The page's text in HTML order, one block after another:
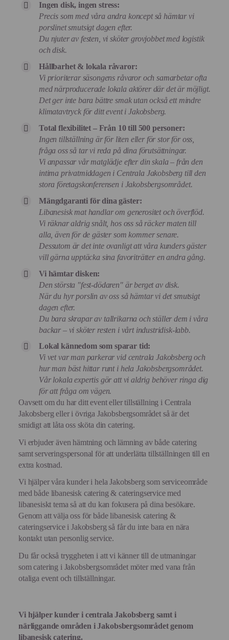
Ingen disk, ingen stress:
Precis som med våra andra koncept så hämtar vi
porslinet smutsigt dagen efter.
Du njuter av festen, vi sköter grovjobbet med logistik
och disk.
Hållbarhet & lokala råvaror:
Vi prioriterar säsongens råvaror och samarbetar ofta
med närproducerade lokala aktörer där det är möjligt.
Det ger inte bara bättre smak utan också ett mindre
klimatavtryck för ditt event i Jakobsberg.
Total flexibilitet – Från 10 till 500 personer:
Ingen tillställning är för liten eller för stor för oss,
fråga oss så tar vi reda på dina förutsättningar.
Vi anpassar vår matglädje efter din skala – från den
intima privatmiddagen i Centrala Jakobsberg till den
stora företagskonferensen i Jakobsbergsområdet.
Mängdgaranti för dina gäster:
Libanesisk mat handlar om generositet och överflöd.
Vi räknar aldrig snålt, hos oss så räcker maten till
alla, även för de gäster som kommer senare.
Dessutom är det inte ovanligt att våra kunders gäster
vill gärna upptäcka sina favoriträtter en andra gång.
Vi hämtar disken:
Den största "fest-dödaren" är berget av disk.
När du hyr porslin av oss så hämtar vi det smutsigt
dagen efter.
Du bara skrapar av tallrikarna och ställer dem i våra
backar – vi sköter resten i vårt industridisk-labb.
Lokal kännedom som sparar tid:
Vi vet var man parkerar vid centrala Jakobsberg och
hur man bäst hittar runt i hela Jakobsbergsområdet.
Vår lokala expertis gör att vi aldrig behöver ringa dig
för att fråga om vägen.
Oavsett om du har ditt event eller tillställning i Centrala
Jakobsberg eller i övriga Jakobsbergsområdet så är det
smidigt att låta oss sköta din catering.
Vi erbjuder även hämtning och lämning av både catering
samt serveringspersonal för att underlätta tillställningen till en
extra kostnad.
Vi hjälper våra kunder i hela Jakobsberg som serviceområde
med både libanesisk catering & cateringservice med
libanesiskt tema så att du kan fokusera på dina besökare.
Genom att välja oss för både libanesisk catering &
cateringservice i Jakobsberg så får du inte bara en nära
kontakt utan personlig service.
Du får också tryggheten i att vi känner till de utmaningar
som catering i Jakobsbergsområdet möter med vana från
otaliga event och tillställningar.
Vi hjälper kunder i centrala Jakobsberg samt i
närliggande områden i Jakobsbergsområdet genom
libanesisk catering.